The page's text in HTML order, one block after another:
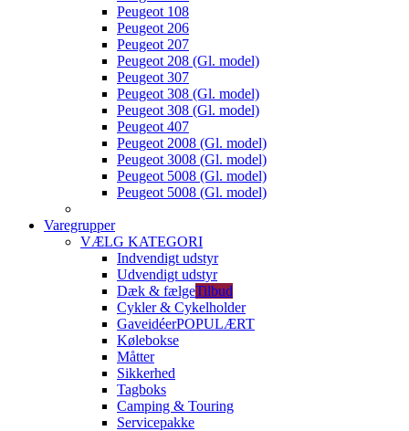
Peugeot 108
Peugeot 206
Peugeot 207
Peugeot 208 (Gl. model)
Peugeot 307
Peugeot 308 (Gl. model)
Peugeot 308 (Gl. model)
Peugeot 407
Peugeot 2008 (Gl. model)
Peugeot 3008 (Gl. model)
Peugeot 5008 (Gl. model)
Peugeot 5008 (Gl. model)
Varegrupper
VÆLG KATEGORI
Indvendigt udstyr
Udvendigt udstyr
Dæk & fælgeTilbud
Cykler & Cykelholder
GaveidéerPOPULÆRT
Kølebokse
Måtter
Sikkerhed
Tagboks
Camping & Touring
Servicepakke